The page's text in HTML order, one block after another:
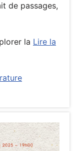
de passages,
la Lire la